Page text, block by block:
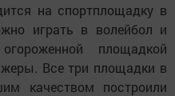
на спортплощадку в
играть в волейбол и
площадкой
Все три площадки в
качеством построили